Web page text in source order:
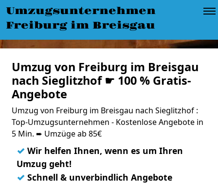
Umzugsunternehmen
Freiburg im Breisgau
Umzug von Freiburg im Breisgau
nach Sieglitzhof ☛ 100 % Gratis-
Angebote
Umzug von Freiburg im Breisgau nach Sieglitzhof :
Top-Umzugsunternehmen - Kostenlose Angebote in
5 Min. ➨ Umzüge ab 85€
✓ Wir helfen Ihnen, wenn es um Ihren
Umzug geht!
✓ Schnell & unverbindlich Angebote